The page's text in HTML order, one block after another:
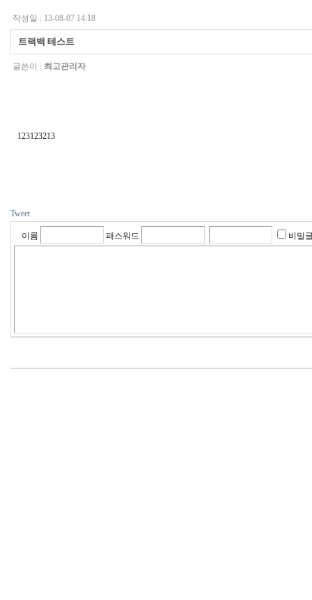
작성일 : 13-08-07 14:18
트랙백 테스트
글쓴이 : 최고관리자
123123213
Tweet
이름 패스워드 비밀